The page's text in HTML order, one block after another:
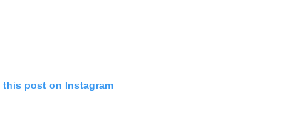
this post on Instagram